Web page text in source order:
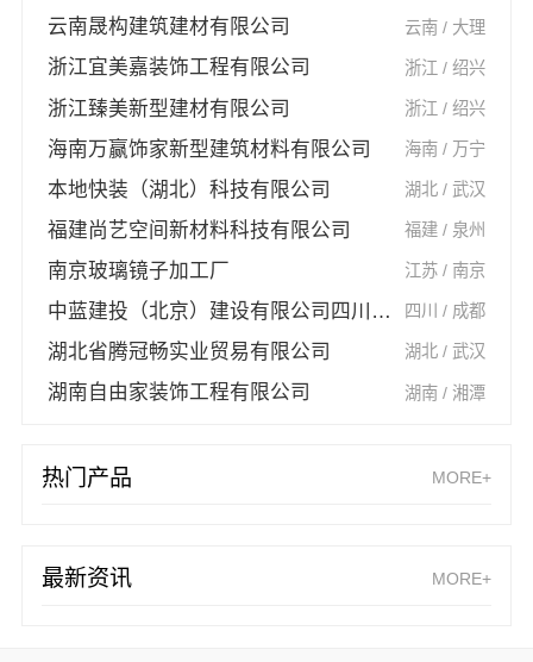
云南晟构建筑建材有限公司 云南 / 大理
浙江宜美嘉装饰工程有限公司 浙江 / 绍兴
浙江臻美新型建材有限公司 浙江 / 绍兴
海南万赢饰家新型建筑材料有限公司 海南 / 万宁
本地快装（湖北）科技有限公司 湖北 / 武汉
福建尚艺空间新材料科技有限公司 福建 / 泉州
南京玻璃镜子加工厂 江苏 / 南京
中蓝建投（北京）建设有限公司四川第一分公司 四川 / 成都
湖北省腾冠畅实业贸易有限公司 湖北 / 武汉
湖南自由家装饰工程有限公司 湖南 / 湘潭
热门产品 MORE+
最新资讯 MORE+